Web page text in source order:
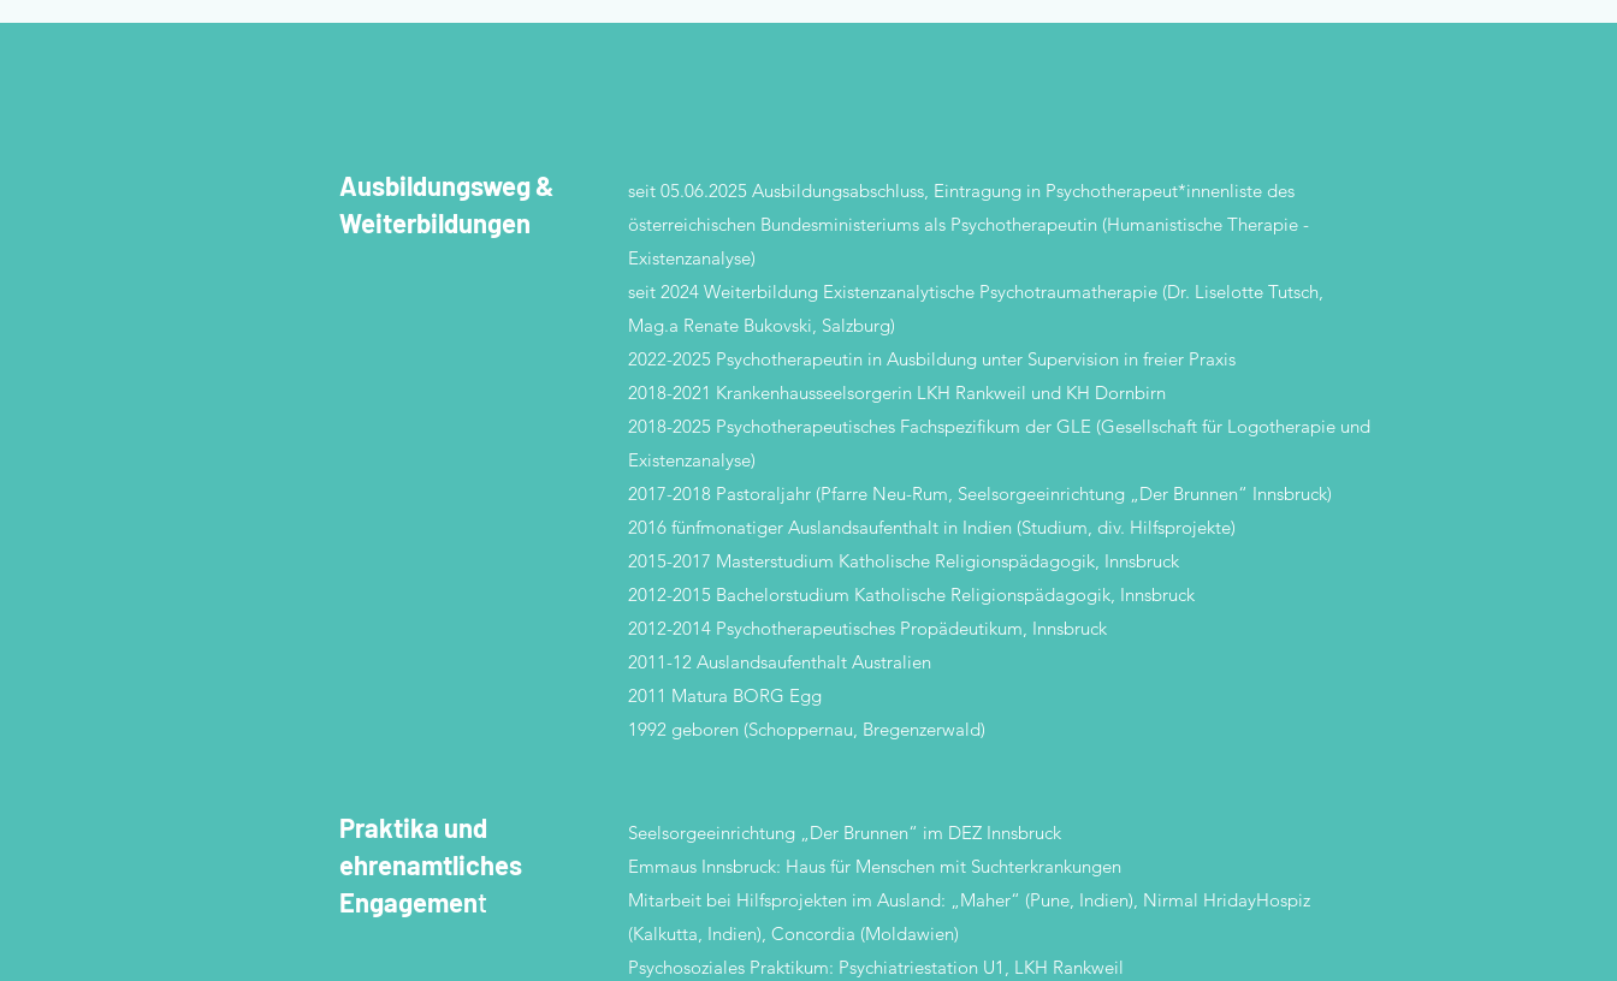
Ausbildungsweg &
Weiterbildungen
seit 05.06.2025 Ausbildungsabschluss, Eintragung in Psychotherapeut*innenliste des
österreichischen Bundesministeriums als Psychotherapeutin (Humanistische Therapie -
Existenzanalyse)
seit 2024 Weiterbildung Existenzanalytische Psychotraumatherapie (Dr. Liselotte Tutsch,
Mag.a Renate Bukovski, Salzburg)
2022-2025 Psychotherapeutin in Ausbildung unter Supervision in freier Praxis
2018-2021 Krankenhausseelsorgerin LKH Rankweil und KH Dornbirn
2018-2025 Psychotherapeutisches Fachspezifikum der GLE (Gesellschaft für Logotherapie und
Existenzanalyse)
2017-2018 Pastoraljahr (Pfarre Neu-Rum, Seelsorgeeinrichtung „Der Brunnen“ Innsbruck)
2016 fünfmonatiger Auslandsaufenthalt in Indien (Studium, div. Hilfsprojekte)
2015-2017 Masterstudium Katholische Religionspädagogik, Innsbruck
2012-2015 Bachelorstudium Katholische Religionspädagogik, Innsbruck
2012-2014 Psychotherapeutisches Propädeutikum, Innsbruck
2011-12 Auslandsaufenthalt Australien
2011 Matura BORG Egg
1992 geboren (Schoppernau, Bregenzerwald)
Praktika und
ehrenamtliches
Engagement
Seelsorgeeinrichtung „Der Brunnen“ im DEZ Innsbruck
Emmaus Innsbruck: Haus für Menschen mit Suchterkrankungen
Mitarbeit bei Hilfsprojekten im Ausland: „Maher“ (Pune, Indien), Nirmal HridayHospiz
(Kalkutta, Indien), Concordia (Moldawien)
Psychosoziales Praktikum: Psychiatriestation U1, LKH Rankweil